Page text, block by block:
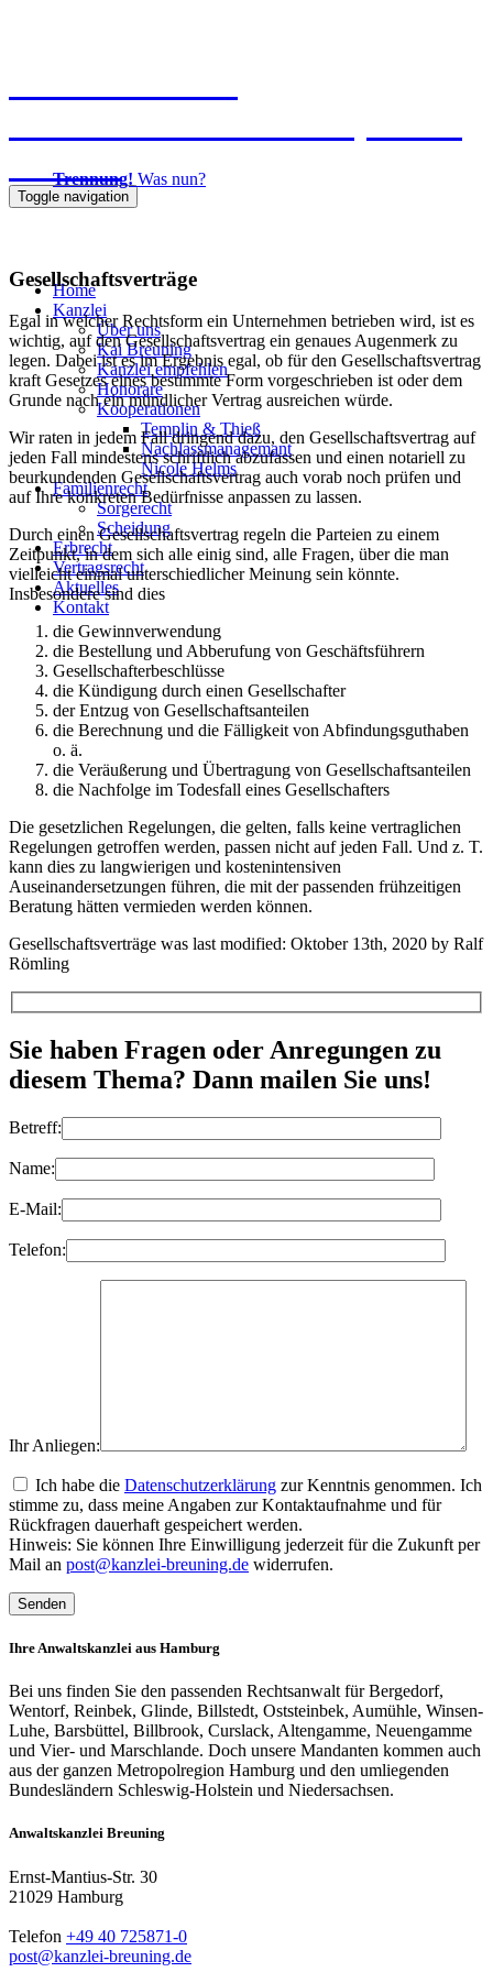
Hamburg
Toggle navigation
Home
Kanzlei
Über uns
Kai Breuning
Kanzlei empfehlen
Honorare
Kooperationen
Templin & Thieß
Nachlassmanagemant
Nicole Helms
Familienrecht
Sorgerecht
Scheidung
Erbrecht
Vertragsrecht
Aktuelles
Kontakt
Trennung! Was nun?
Gesellschaftsverträge
Egal in welcher Rechtsform ein Unternehmen betrieben wird, ist es
wichtig, auf den Gesellschaftsvertrag ein genaues Augenmerk zu
legen. Dabei ist es im Ergebnis egal, ob für den Gesellschaftsvertrag
kraft Gesetzes eines bestimmte Form vorgeschrieben ist oder dem
Grunde nach ein mündlicher Vertrag ausreichen würde.
Wir raten in jedem Fall dringend dazu, den Gesellschaftsvertrag auf
jeden Fall mindestens schriftlich abzufassen und einen notariell zu
beurkundenden Gesellschaftsvertrag auch vorab noch prüfen und
auf Ihre konkreten Bedürfnisse anpassen zu lassen.
Durch einen Gesellschaftsvertrag regeln die Parteien zu einem
Zeitpunkt, in dem sich alle einig sind, alle Fragen, über die man
vielleicht einmal unterschiedlicher Meinung sein könnte.
Insbesondere sind dies
die Gewinnverwendung
die Bestellung und Abberufung von Geschäftsführern
Gesellschafterbeschlüsse
die Kündigung durch einen Gesellschafter
der Entzug von Gesellschaftsanteilen
die Berechnung und die Fälligkeit von Abfindungsguthaben
o. ä.
die Veräußerung und Übertragung von Gesellschaftsanteilen
die Nachfolge im Todesfall eines Gesellschafters
Die gesetzlichen Regelungen, die gelten, falls keine vertraglichen
Regelungen getroffen werden, passen nicht auf jeden Fall. Und z. T.
kann dies zu langwierigen und kostenintensiven
Auseinandersetzungen führen, die mit der passenden frühzeitigen
Beratung hätten vermieden werden können.
Gesellschaftsverträge was last modified: Oktober 13th, 2020 by Ralf
Römling
Sie haben Fragen oder Anregungen zu
diesem Thema? Dann mailen Sie uns!
Betreff:
Name:
E-Mail:
Telefon:
Ihr Anliegen:
Ich habe die Datenschutzerklärung zur Kenntnis genommen. Ich
stimme zu, dass meine Angaben zur Kontaktaufnahme und für
Rückfragen dauerhaft gespeichert werden.
Hinweis: Sie können Ihre Einwilligung jederzeit für die Zukunft per
Mail an post@kanzlei-breuning.de widerrufen.
Ihre Anwaltskanzlei aus Hamburg
Bei uns finden Sie den passenden Rechtsanwalt für Bergedorf,
Wentorf, Reinbek, Glinde, Billstedt, Oststeinbek, Aumühle, Winsen-
Luhe, Barsbüttel, Billbrook, Curslack, Altengamme, Neuengamme
und Vier- und Marschlande. Doch unsere Mandanten kommen auch
aus der ganzen Metropolregion Hamburg und den umliegenden
Bundesländern Schleswig-Holstein und Niedersachsen.
Anwaltskanzlei Breuning
Ernst-Mantius-Str. 30
21029 Hamburg
Telefon +49 40 725871-0
post@kanzlei-breuning.de